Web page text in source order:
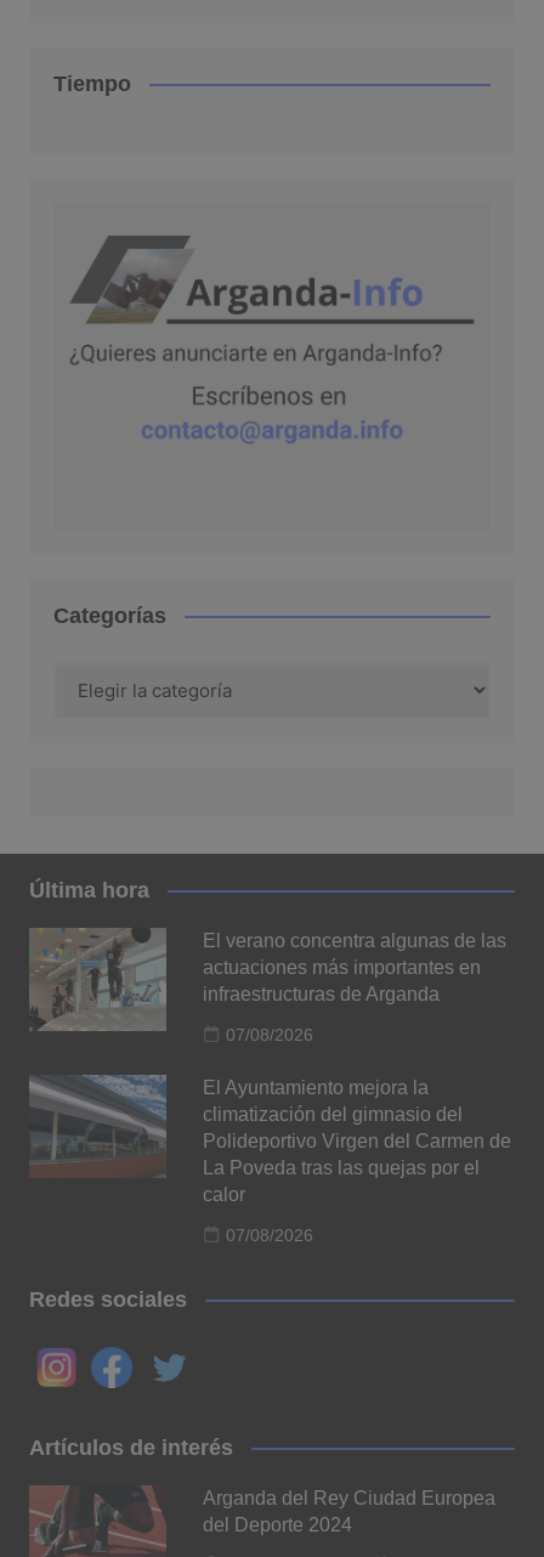
Tiempo
Categorías
Última hora
El verano concentra algunas de las
actuaciones más importantes en
infraestructuras de Arganda
07/08/2026
El Ayuntamiento mejora la
climatización del gimnasio del
Polideportivo Virgen del Carmen de
La Poveda tras las quejas por el
calor
07/08/2026
Redes sociales
Artículos de interés
Arganda del Rey Ciudad Europea
del Deporte 2024